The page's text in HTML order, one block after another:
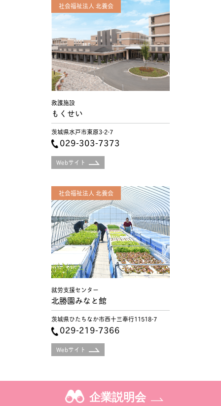
社会福祉法人 北養会
救護施設
もくせい
茨城県水戸市東原3-2-7
029-303-7373
Webサイト
社会福祉法人 北養会
就労支援センター
北勝園みなと館
茨城県ひたちなか市西十三奉行11518-7
029-219-7366
Webサイト
企業説明会